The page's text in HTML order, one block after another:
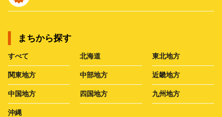
まちから探す
すべて 北海道 東北地方
関東地方 中部地方 近畿地方
中国地方 四国地方 九州地方
沖縄